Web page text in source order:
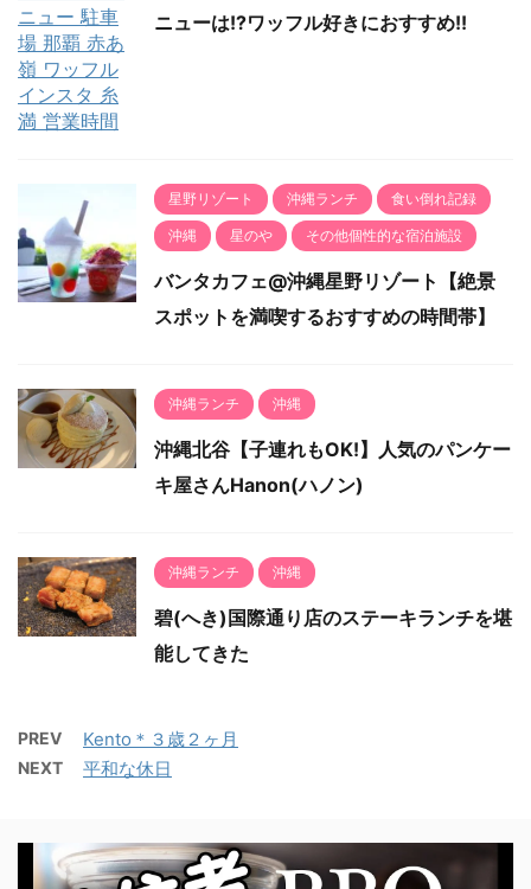
ニューは!?ワッフル好きにおすすめ!!
星野リゾート 沖縄ランチ 食い倒れ記録
沖縄 星のや その他個性的な宿泊施設
バンタカフェ@沖縄星野リゾート【絶景
スポットを満喫するおすすめの時間帯】
沖縄ランチ 沖縄
沖縄北谷【子連れもOK!】人気のパンケー
キ屋さんHanon(ハノン)
沖縄ランチ 沖縄
碧(へき)国際通り店のステーキランチを堪
能してきた
PREV Kento＊３歳２ヶ月
NEXT 平和な休日